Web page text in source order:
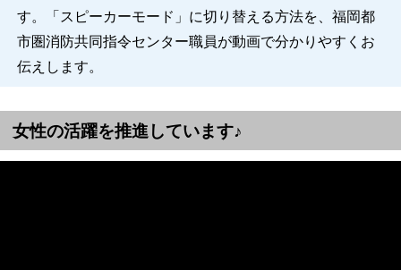
す。「スピーカーモード」に切り替える方法を、福岡都
市圏消防共同指令センター職員が動画で分かりやすくお
伝えします。
女性の活躍を推進しています♪